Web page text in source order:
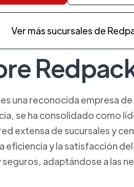
Ver más sucursales de
una reconocida empresa
se ha consolidado como
extensa de sucursales y
eficiencia y la satisfacción
seguros, adaptándose a las